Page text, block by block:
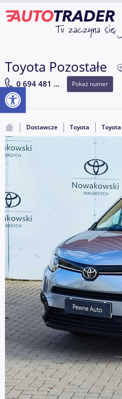
Toyota Pozostałe
0 694 481 ... Pokaż numer
Dostawcze Toyota Toyota
Otwórz pasek narzędzi